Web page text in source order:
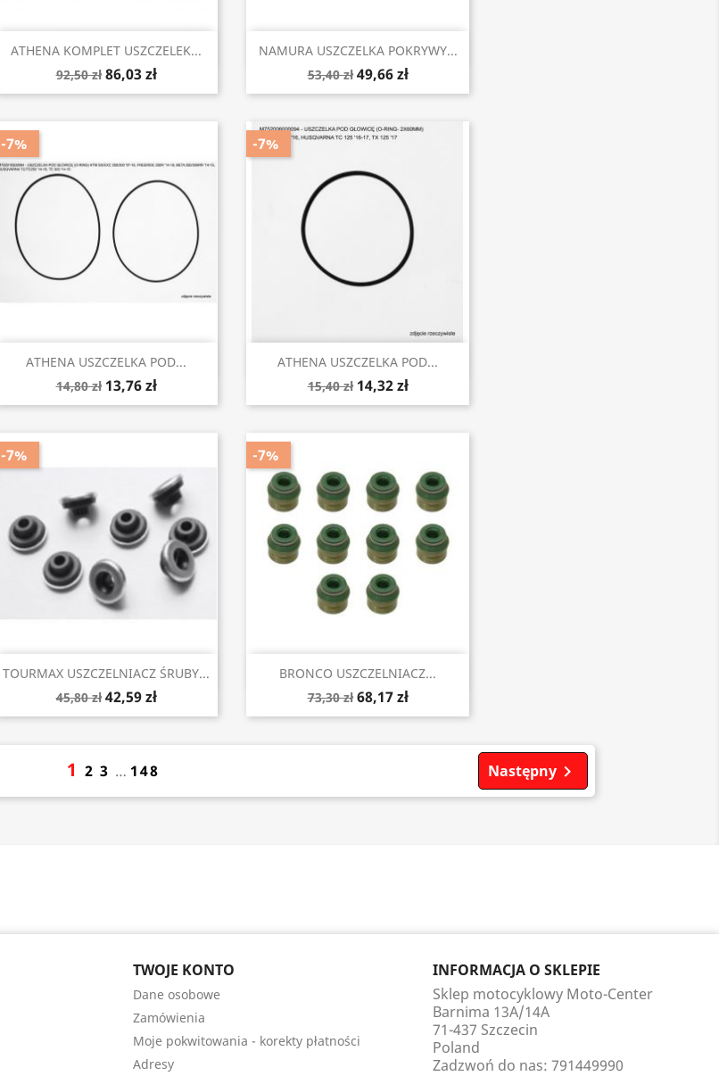
ATHENA KOMPLET USZCZELEK...
92,50 zł 86,03 zł
 Szybki podgląd
NAMURA USZCZELKA POKRYWY...
53,40 zł 49,66 zł
 Szybki podgląd
ATHENA USZCZELKA POD...
14,80 zł 13,76 zł
-7%
Szybki podgląd
ATHENA USZCZELKA POD...
15,40 zł 14,32 zł
-7%
Szybki podgląd
TOURMAX USZCZELNIACZ ŚRUBY...
45,80 zł 42,59 zł
-7%
 Szybki podgląd
BRONCO USZCZELNIACZ...
73,30 zł 68,17 zł
-7%
Szybki podgląd
123 … 148 Następny
TWOJE KONTO
Dane osobowe
Zamówienia
Moje pokwitowania - korekty płatności
Adresy
INFORMACJA O SKLEPIE
Sklep motocyklowy Moto-Center
Barnima 13A/14A
71-437 Szczecin
Poland
Zadzwoń do nas: 791449990